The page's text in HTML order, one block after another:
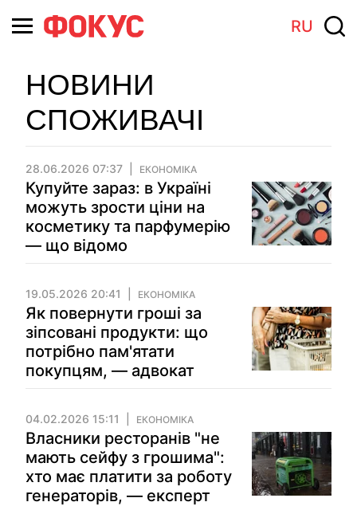
RU
НОВИНИ
СПОЖИВАЧІ
28.06.2026 07:37 ЕКОНОМІКА
Купуйте зараз: в Україні
можуть зрости ціни на
косметику та парфумерію
— що відомо
19.05.2026 20:41 ЕКОНОМІКА
Як повернути гроші за
зіпсовані продукти: що
потрібно пам'ятати
покупцям, — адвокат
04.02.2026 15:11 ЕКОНОМІКА
Власники ресторанів "не
мають сейфу з грошима":
хто має платити за роботу
генераторів, — експерт